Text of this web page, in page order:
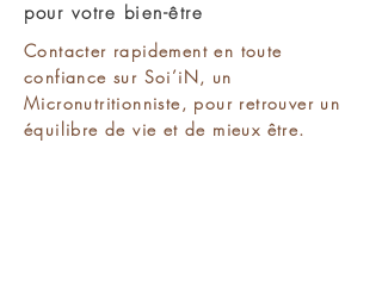
pour votre bien-être
Contacter rapidement en toute
confiance sur Soi’iN, un
Micronutritionniste, pour retrouver un
équilibre de vie et de mieux être.